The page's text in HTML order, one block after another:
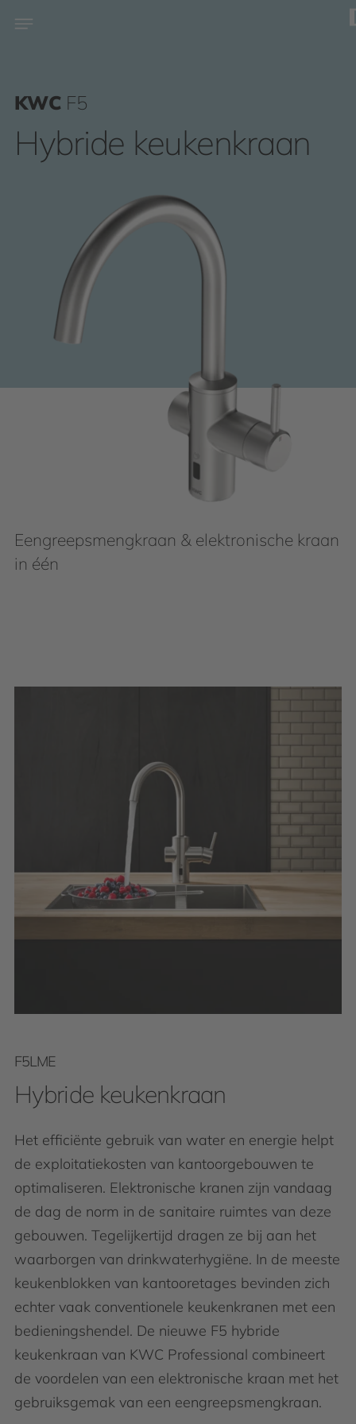
KWC F5
Hybride keukenkraan
Eengreepsmengkraan & elektronische kraan
in één
F5LME
Hybride keukenkraan
Het efficiënte gebruik van water en energie helpt
de exploitatiekosten van kantoorgebouwen te
optimaliseren. Elektronische kranen zijn vandaag
de dag de norm in de sanitaire ruimtes van deze
gebouwen. Tegelijkertijd dragen ze bij aan het
waarborgen van drinkwaterhygiëne. In de meeste
keukenblokken van kantooretages bevinden zich
echter vaak conventionele keukenkranen met een
bedieningshendel. De nieuwe F5 hybride
keukenkraan van KWC Professional combineert
de voordelen van een elektronische kraan met het
gebruiksgemak van een eengreepsmengkraan.